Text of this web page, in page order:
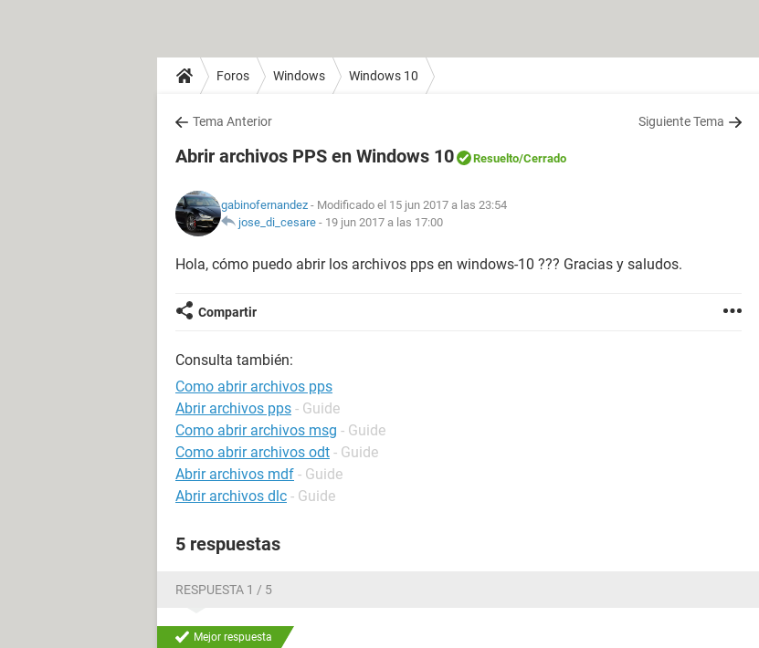
Foros Windows Windows 10
Tema Anterior Siguiente Tema
Abrir archivos PPS en Windows 10 Resuelto/Cerrado
gabinofernandez - Modificado el 15 jun 2017 a las 23:54
jose_di_cesare - 19 jun 2017 a las 17:00
Hola, cómo puedo abrir los archivos pps en windows-10 ??? Gracias y saludos.
Compartir
Consulta también:
Como abrir archivos pps
Abrir archivos pps - Guide
Como abrir archivos msg - Guide
Como abrir archivos odt - Guide
Abrir archivos mdf - Guide
Abrir archivos dlc - Guide
5 respuestas
RESPUESTA 1 / 5
Mejor respuesta